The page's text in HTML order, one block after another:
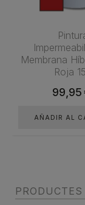
Membrana
Roja
99,95
AÑADIR AL
PRODUCTES